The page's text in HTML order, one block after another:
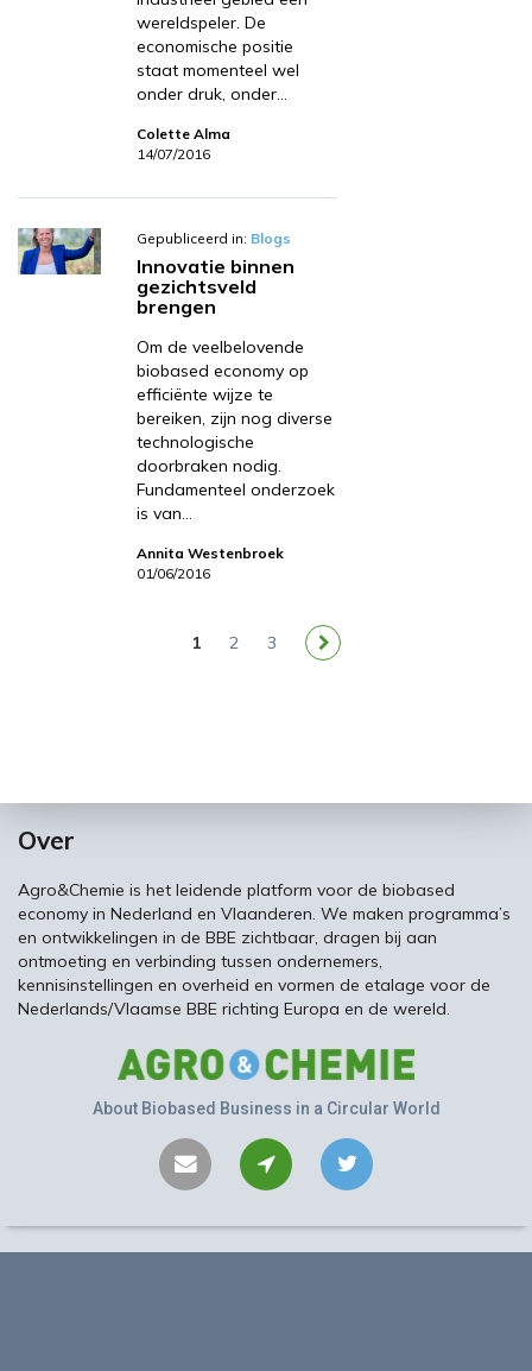
wereldspeler. De
economische positie
staat momenteel wel
onder druk, onder…
Colette Alma
14/07/2016
Gepubliceerd in: Blogs
Innovatie binnen
gezichtsveld
brengen
Om de veelbelovende
biobased economy op
efficiënte wijze te
bereiken, zijn nog diverse
technologische
doorbraken nodig.
Fundamenteel onderzoek
is van…
Annita Westenbroek
01/06/2016
1 2 3
Over
Agro&Chemie is het leidende platform voor de biobased
economy in Nederland en Vlaanderen. We maken programma’s
en ontwikkelingen in de BBE zichtbaar, dragen bij aan
ontmoeting en verbinding tussen ondernemers,
kennisinstellingen en overheid en vormen de etalage voor de
Nederlands/Vlaamse BBE richting Europa en de wereld.
About Biobased Business in a Circular World
Contact